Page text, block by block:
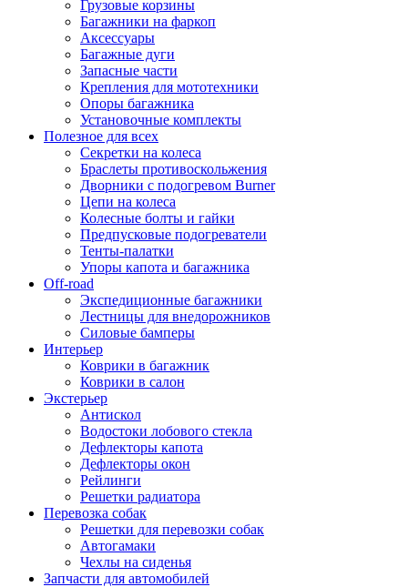
Грузовые корзины
Багажники на фаркоп
Аксессуары
Багажные дуги
Запасные части
Крепления для мототехники
Опоры багажника
Установочные комплекты
Полезное для всех
Секретки на колеса
Браслеты противоскольжения
Дворники с подогревом Burner
Цепи на колеса
Колесные болты и гайки
Предпусковые подогреватели
Тенты-палатки
Упоры капота и багажника
Off-road
Экспедиционные багажники
Лестницы для внедорожников
Силовые бамперы
Интерьер
Коврики в багажник
Коврики в салон
Экстерьер
Антискол
Водостоки лобового стекла
Дефлекторы капота
Дефлекторы окон
Рейлинги
Решетки радиатора
Перевозка собак
Решетки для перевозки собак
Автогамаки
Чехлы на сиденья
Запчасти для автомобилей